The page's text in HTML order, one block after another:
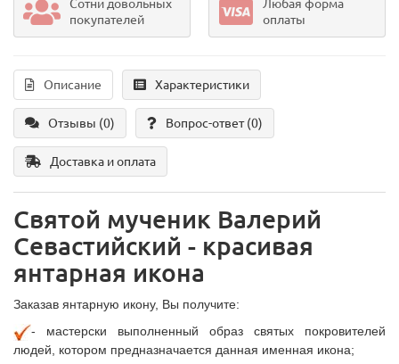
Сотни довольных
покупателей
Любая форма
оплаты
Описание Характеристики
Отзывы (0) Вопрос-ответ(0)
Доставка и оплата
Святой мученик Валерий
Севастийский - красивая
янтарная икона
Заказав янтарную икону, Вы получите:
- мастерски выполненный образ святых покровителей
людей, котором предназначается данная именная икона;